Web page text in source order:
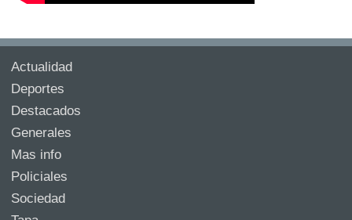
Actualidad
Deportes
Destacados
Generales
Mas info
Policiales
Sociedad